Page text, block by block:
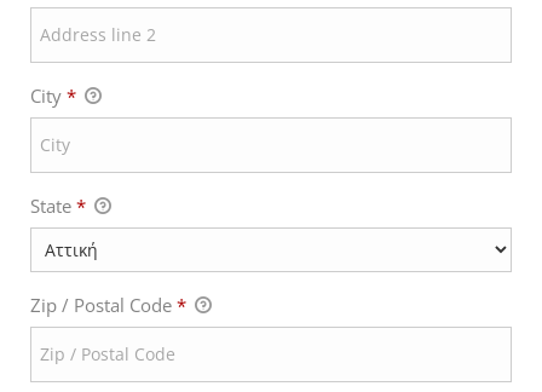
City *
State *
Zip / Postal Code *